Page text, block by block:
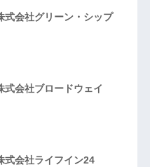
会社グリーン・シップ
会社ブロードウェイ
会社ライフイン24